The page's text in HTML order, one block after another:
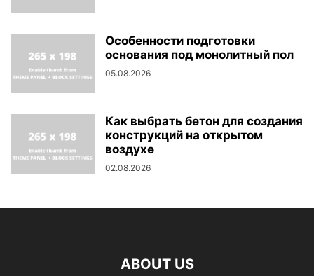
Особенности подготовки
основания под монолитный пол
05.08.2026
Как выбрать бетон для создания
конструкций на открытом
воздухе
02.08.2026
ABOUT US